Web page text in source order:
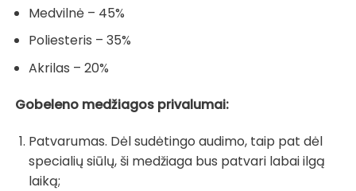
Medvilnė – 45%
Poliesteris – 35%
Akrilas – 20%
Gobeleno medžiagos privalumai:
Patvarumas. Dėl sudėtingo audimo, taip pat dėl
specialių siūlų, ši medžiaga bus patvari labai ilgą
laiką;